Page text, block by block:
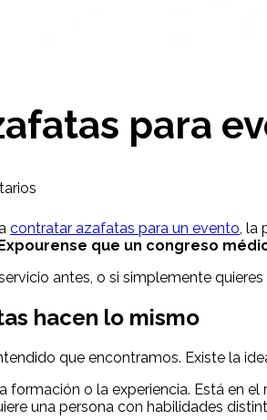
para
contratar azafatas para un evento ,
que un congreso
antes, o si simplemente
hacen lo mismo
que encontramos. Existe la
formación o la experiencia. Está en
una persona con habilidades